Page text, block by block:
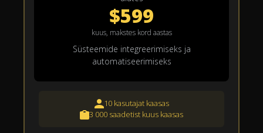
$599
kuus, makstes kord aastas
Süsteemide integreerimiseks ja
automatiseerimiseks
10 kasutajat kaasas
3 000 saadetist kuus kaasas